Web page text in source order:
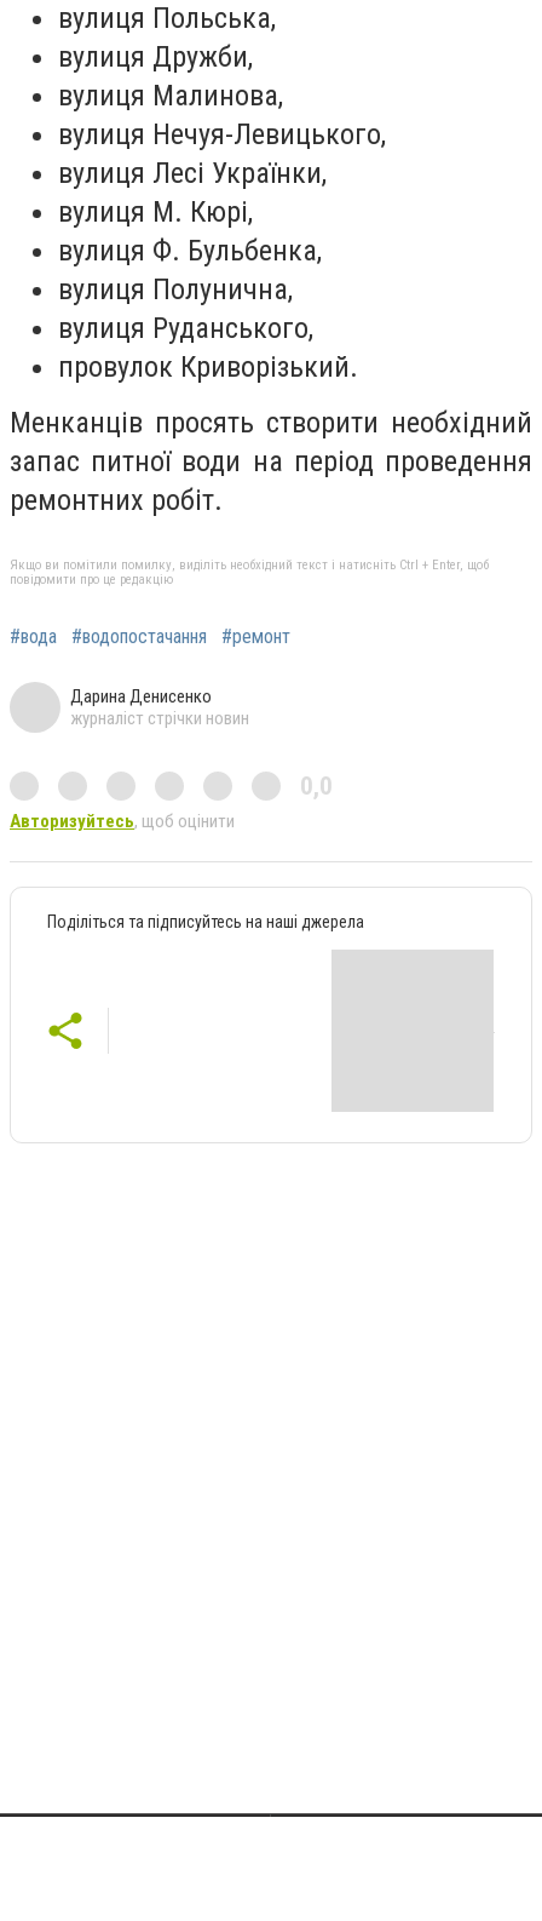
вулиця Польська,
вулиця Дружби,
вулиця Малинова,
вулиця Нечуя-Левицького,
вулиця Лесі Українки,
вулиця М. Кюрі,
вулиця Ф. Бульбенка,
вулиця Полунична,
вулиця Руданського,
провулок Криворізький.
Менканців просять створити необхідний
запас питної води на період проведення
ремонтних робіт.
Якщо ви помітили помилку, виділіть необхідний текст і натисніть Ctrl + Enter, щоб
повідомити про це редакцію
#вода #водопостачання #ремонт
Дарина Денисенко
журналіст стрічки новин
0,0
Авторизуйтесь, щоб оцінити
Поділіться та підписуйтесь на наші джерела